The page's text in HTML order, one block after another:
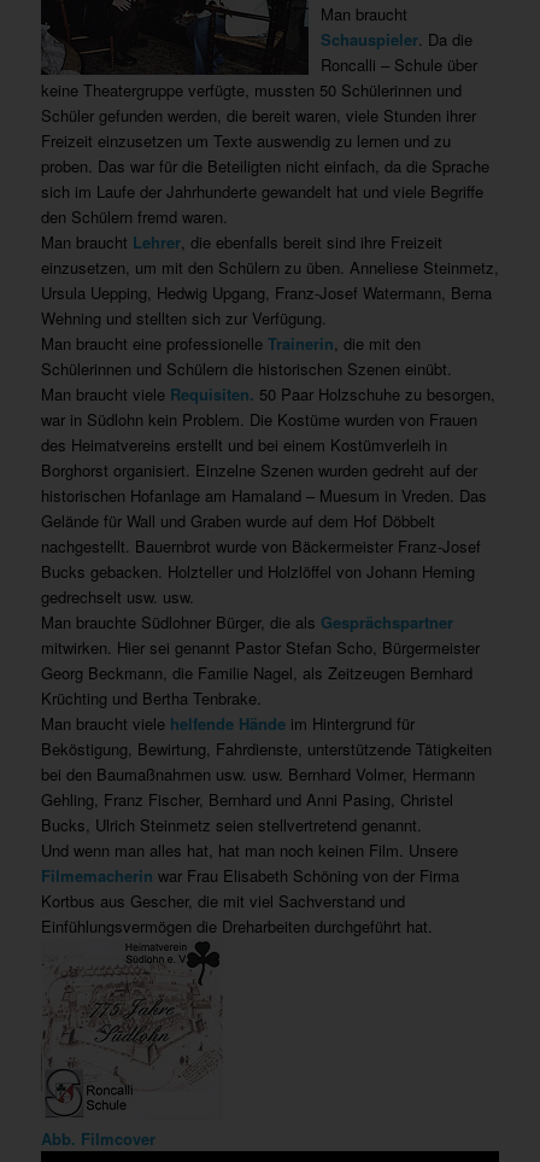
Man braucht
Schauspieler. Da die
Roncalli – Schule über
keine Theatergruppe verfügte, mussten 50 Schülerinnen und
Schüler gefunden werden, die bereit waren, viele Stunden ihrer
Freizeit einzusetzen um Texte auswendig zu lernen und zu
proben. Das war für die Beteiligten nicht einfach, da die Sprache
sich im Laufe der Jahrhunderte gewandelt hat und viele Begriffe
den Schülern fremd waren.
Man braucht Lehrer, die ebenfalls bereit sind ihre Freizeit
einzusetzen, um mit den Schülern zu üben. Anneliese Steinmetz,
Ursula Uepping, Hedwig Upgang, Franz-Josef Watermann, Berna
Wehning und stellten sich zur Verfügung.
Man braucht eine professionelleTrainerin , die mit den
Schülerinnen und Schülern die historischen Szenen einübt.
Man braucht viele Requisiten. 50 Paar Holzschuhe zu besorgen,
war in Südlohn kein Problem. Die Kostüme wurden von Frauen
des Heimatvereins erstellt und bei einem Kostümverleih in
Borghorst organisiert. Einzelne Szenen wurden gedreht auf der
historischen Hofanlage am Hamaland – Muesum in Vreden. Das
Gelände für Wall und Graben wurde auf dem Hof Döbbelt
nachgestellt. Bauernbrot wurde von Bäckermeister Franz-Josef
Bucks gebacken. Holzteller und Holzlöffel von Johann Heming
gedrechselt usw. usw.
Man brauchte Südlohner Bürger, die als Gesprächspartner
mitwirken. Hier sei genannt Pastor Stefan Scho, Bürgermeister
Georg Beckmann, die Familie Nagel, als Zeitzeugen Bernhard
Krüchting und Bertha Tenbrake.
Man braucht viele helfende Hände im Hintergrund für
Beköstigung, Bewirtung, Fahrdienste, unterstützende Tätigkeiten
bei den Baumaßnahmen usw. usw. Bernhard Volmer, Hermann
Gehling, Franz Fischer, Bernhard und Anni Pasing, Christel
Bucks, Ulrich Steinmetz seien stellvertretend genannt.
Und wenn man alles hat, hat man noch keinen Film. Unsere
Filmemacherin war Frau Elisabeth Schöning von der Firma
Kortbus aus Gescher, die mit viel Sachverstand und
Einfühlungsvermögen die Dreharbeiten durchgeführt hat.
Abb. Filmcover